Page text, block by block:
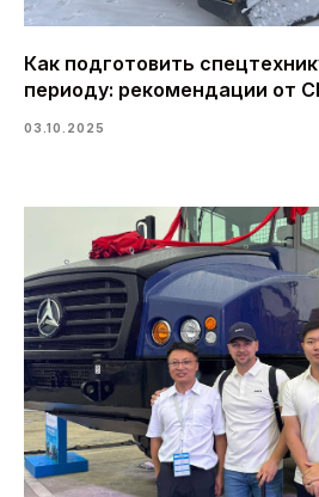
Как подготовить
периоду: рекомендации от
03.10.2025